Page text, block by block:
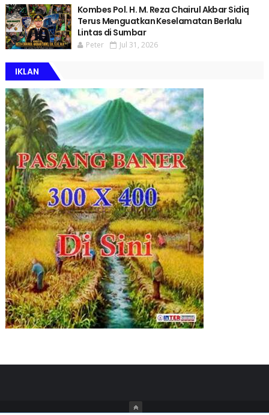
Kombes Pol. H. M. Reza Chairul Akbar Sidiq
Terus Menguatkan Keselamatan Berlalu
Lintas di Sumbar
Peter Jul 31, 2026
IKLAN